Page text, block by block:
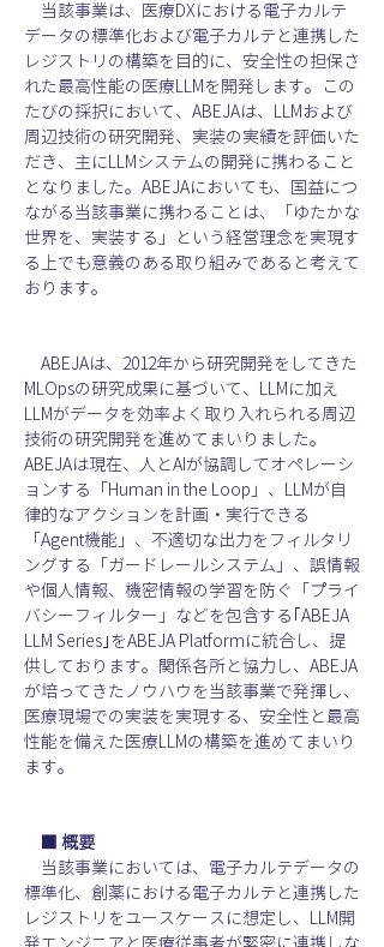
当該事業は、医療DXにおける電子カルテ
データの標準化および電子カルテと連携した
レジストリの構築を目的に、安全性の担保さ
れた最高性能の医療LLMを開発します。この
たびの採択において、ABEJAは、LLMおよび
周辺技術の研究開発、実装の実績を評価いた
だき、主にLLMシステムの開発に携わること
となりました。ABEJAにおいても、国益につ
ながる当該事業に携わることは、「ゆたかな
世界を、実装する」という経営理念を実現す
る上でも意義のある取り組みであると考えて
おります。
ABEJAは、2012年から研究開発をしてきた
MLOpsの研究成果に基づいて、LLMに加え
LLMがデータを効率よく取り入れられる周辺
技術の研究開発を進めてまいりました。
ABEJAは現在、人とAIが協調してオペレーシ
ョンする「Human in the Loop」、LLMが自
律的なアクションを計画・実行できる
「Agent機能」、不適切な出力をフィルタリ
ングする「ガードレールシステム」、誤情報
や個人情報、機密情報の学習を防ぐ「プライ
バシーフィルター」などを包含する｢ABEJA
LLM Series｣をABEJA Platformに統合し、提
供しております。関係各所と協力し、ABEJA
が培ってきたノウハウを当該事業で発揮し、
医療現場での実装を実現する、安全性と最高
性能を備えた医療LLMの構築を進めてまいり
ます。
■ 概要
当該事業においては、電子カルテデータの
標準化、創薬における電子カルテと連携した
レジストリをユースケースに想定し、LLM開
発エンジニアと医療従事者が緊密に連携しな